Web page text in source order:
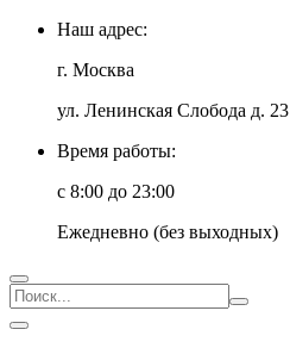
Наш адрес:
г. Москва
ул. Ленинская Слобода д. 23
Время работы:
с 8:00 до 23:00
Ежедневно (без выходных)